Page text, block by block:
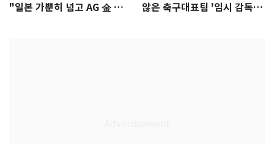
"일본 가뿐히 넘고 AG 金 따겠
않은 축구대표팀 '임시 감독'